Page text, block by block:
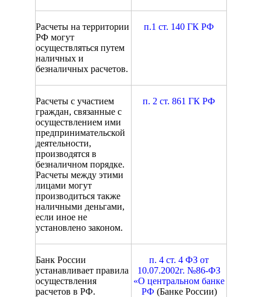
Расчеты на территории
РФ могут
осуществляться путем
наличных и
безналичных расчетов.
п.1 ст. 140 ГК РФ
Расчеты с участием
граждан, связанные с
осуществлением ими
предпринимательской
деятельности,
производятся в
безналичном порядке.
Расчеты между этими
лицами могут
производиться также
наличными деньгами,
если иное не
установлено законом.
п. 2 ст. 861 ГК РФ
Банк России
устанавливает правила
осуществления
расчетов в РФ.
п. 4 ст. 4 ФЗ от
10.07.2002г. №86-ФЗ
«О центральном банке
РФ (Банке России)